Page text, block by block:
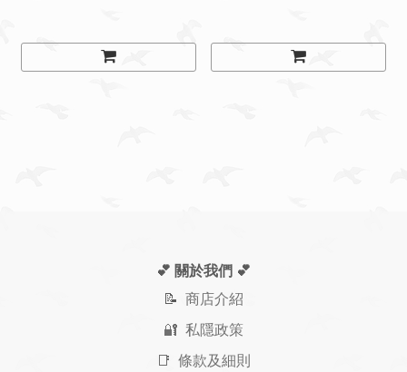
💕 關於我們 💕
📝 商店介紹
🔐 私隱政策
📑 條款及細則